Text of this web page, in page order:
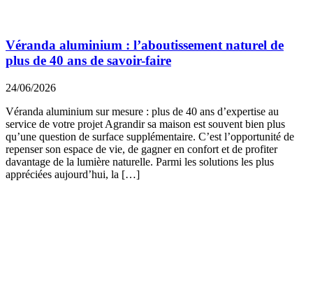
Véranda aluminium : l’aboutissement naturel de
plus de 40 ans de savoir-faire
24/06/2026
Véranda aluminium sur mesure : plus de 40 ans d’expertise au
service de votre projet Agrandir sa maison est souvent bien plus
qu’une question de surface supplémentaire. C’est l’opportunité de
repenser son espace de vie, de gagner en confort et de profiter
davantage de la lumière naturelle. Parmi les solutions les plus
appréciées aujourd’hui, la […]